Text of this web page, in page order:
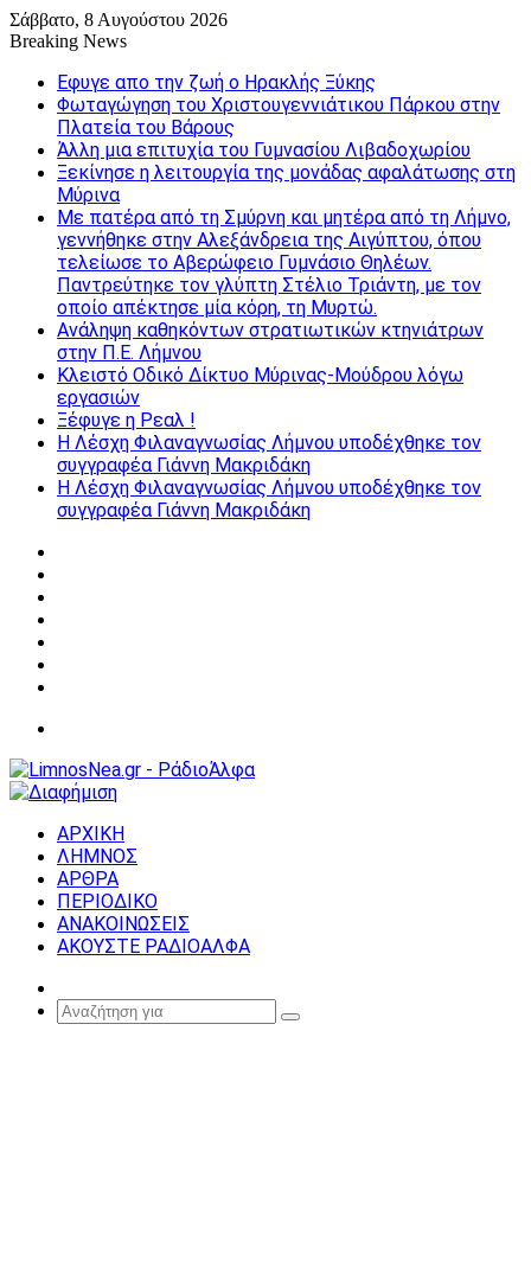
Σάββατο, 8 Αυγούστου 2026
Breaking News
Εφυγε απο την ζωή o Ηρακλής Ξύκης
Φωταγώγηση του Χριστουγεννιάτικου Πάρκου στην
Πλατεία του Βάρους
Άλλη μια επιτυχία του Γυμνασίου Λιβαδοχωρίου
Ξεκίνησε η λειτουργία της μονάδας αφαλάτωσης στη
Μύρινα
Με πατέρα από τη Σμύρνη και μητέρα από τη Λήμνο,
γεννήθηκε στην Αλεξάνδρεια της Αιγύπτου, όπου
τελείωσε το Αβερώφειο Γυμνάσιο Θηλέων.
Παντρεύτηκε τον γλύπτη Στέλιο Τριάντη, με τον
οποίο απέκτησε μία κόρη, τη Μυρτώ.
Ανάληψη καθηκόντων στρατιωτικών κτηνιάτρων
στην Π.Ε. Λήμνου
Κλειστό Οδικό Δίκτυο Μύρινας-Μούδρου λόγω
εργασιών
Ξέφυγε η Ρεαλ !
Η Λέσχη Φιλαναγνωσίας Λήμνου υποδέχθηκε τον
συγγραφέα Γιάννη Μακριδάκη
Η Λέσχη Φιλαναγνωσίας Λήμνου υποδέχθηκε τον
συγγραφέα Γιάννη Μακριδάκη
ΑΡΧΙΚΗ
ΛΗΜΝΟΣ
ΑΡΘΡΑ
ΠΕΡΙΟΔΙΚΟ
ΑΝΑΚΟΙΝΩΣΕΙΣ
ΑΚΟΥΣΤΕ ΡΑΔΙΟΑΛΦΑ
Article
Αναζήτηση